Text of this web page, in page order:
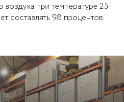
при температуре 25
составлять 98 процентов.